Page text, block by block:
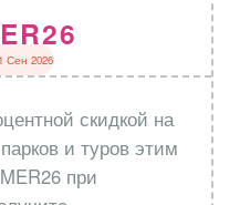
Сен 2026
скидкой на
и туров этим
при